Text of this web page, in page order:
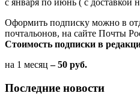
с января по июнь ( с доставкой
Оформить подписку можно в
почтальонов, на сайте Почты
Стоимость подписки в
на 1 месяц – 50 руб.
Последние новости